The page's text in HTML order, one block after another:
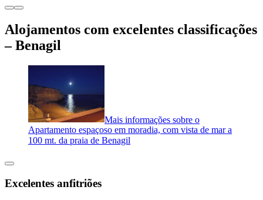
Alojamentos com excelentes classificações
– Benagil
Mais informações sobre o
Apartamento espaçoso em moradia, com vista de mar a
100 mt. da praia de Benagil
Excelentes anfitriões